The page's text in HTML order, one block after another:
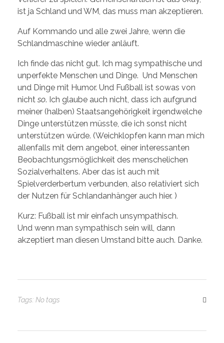
ist ja Schland und WM, das muss man akzeptieren.
Auf Kommando und alle zwei Jahre, wenn die
Schlandmaschine wieder anläuft.
Ich finde das nicht gut. Ich mag sympathische und
unperfekte Menschen und Dinge. Und Menschen
und Dinge mit Humor. Und Fußball ist sowas von
nicht so. Ich glaube auch nicht, dass ich aufgrund
meiner (halben) Staatsangehörigkeit irgendwelche
Dinge unterstützen müsste, die ich sonst nicht
unterstützen würde. (Weichklopfen kann man mich
allenfalls mit dem angebot, einer interessanten
Beobachtungsmöglichkeit des menschelichen
Sozialverhaltens. Aber das ist auch mit
Spielverderbertum verbunden, also relativiert sich
der Nutzen für Schlandanhänger auch hier. )
Kurz: Fußball ist mir einfach unsympathisch.
Und wenn man sympathisch sein will, dann
akzeptiert man diesen Umstand bitte auch. Danke.
Tags: No tags